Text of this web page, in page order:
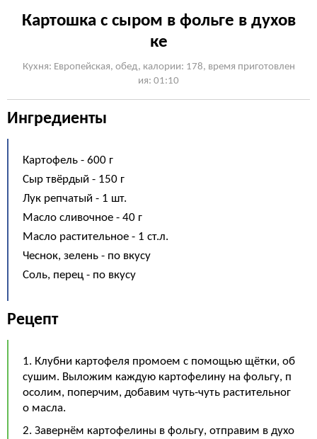
Картошка с сыром в фольге в духов
ке
Кухня: Европейская, обед, калории: 178, время приготовлен
ия: 01:10
Ингредиенты
Картофель - 600 г
Сыр твёрдый - 150 г
Лук репчатый - 1 шт.
Масло сливочное - 40 г
Масло растительное - 1 ст.л.
Чеснок, зелень - по вкусу
Соль, перец - по вкусу
Рецепт
1. Клубни картофеля промоем с помощью щётки, об
сушим. Выложим каждую картофелину на фольгу, п
осолим, поперчим, добавим чуть-чуть растительног
о масла.
2. Завернём картофелины в фольгу, отправим в духо